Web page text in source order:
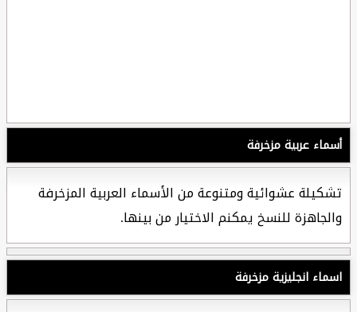
أسماء عربية مزخرفة
تشكيلة عشوائية ومتنوعة من الأسماء العربية المزخرفة
والجاهزة للنسخ يمكنم الاختيار من بينها.
اسماء انجليزية مزخرفة